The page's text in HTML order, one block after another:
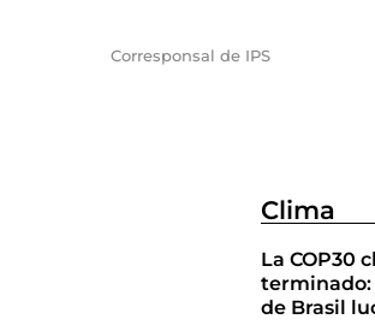
Corresponsal de IPS
Clima
La COP30
terminado:
de Brasil